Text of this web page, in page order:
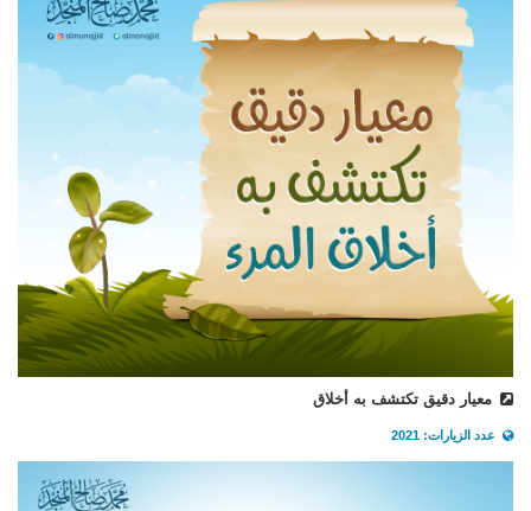
معيار دقيق تكتشف به أخلاق
عدد الزيارات: 2021